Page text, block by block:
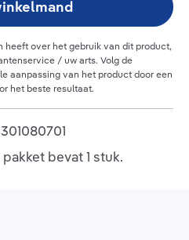
heeft over het gebruik van dit product,
/ uw arts. Volg de
aanpassing van het product door een
het beste resultaat.
bevat 1 stuk.